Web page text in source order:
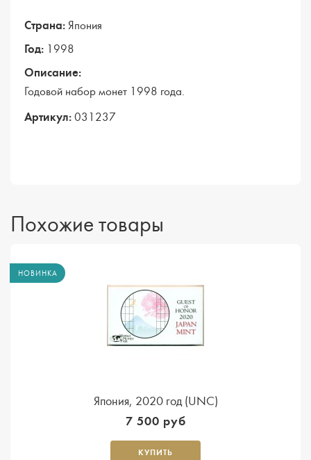
Страна: Япония
Год: 1998
Описание:
Годовой набор монет 1998 года.
Артикул: 031237
Похожие товары
НОВИНКА
Япония, 2020 год (UNC)
7 500 руб
КУПИТЬ